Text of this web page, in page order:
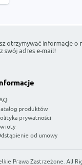
otrzymywać informacje o
swój adres e-mail!
produktów
prywatności
od umowy
Prawa Zastrzeżone. All